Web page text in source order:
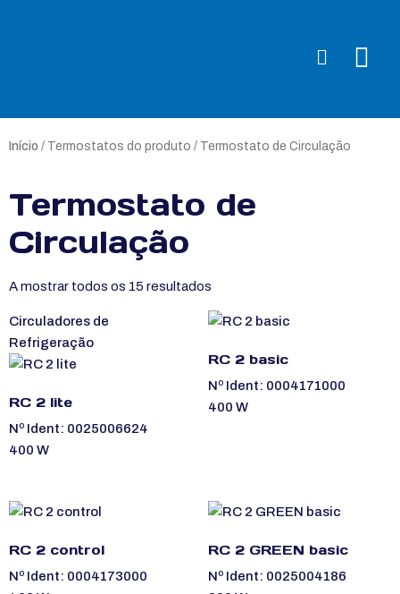
Início / Termostatos do produto / Termostato de Circulação
Termostato de
Circulação
A mostrar todos os 15 resultados
Circuladores de
Refrigeração
RC 2 lite
Nº Ident: 0025006624
400 W
RC 2 basic
Nº Ident: 0004171000
400 W
RC 2 control
Nº Ident: 0004173000
RC 2 GREEN basic
Nº Ident: 0025004186